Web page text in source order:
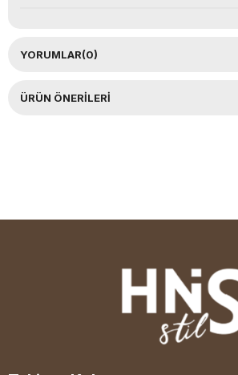
YORUMLAR(0)
ÜRÜN ÖNERILERI